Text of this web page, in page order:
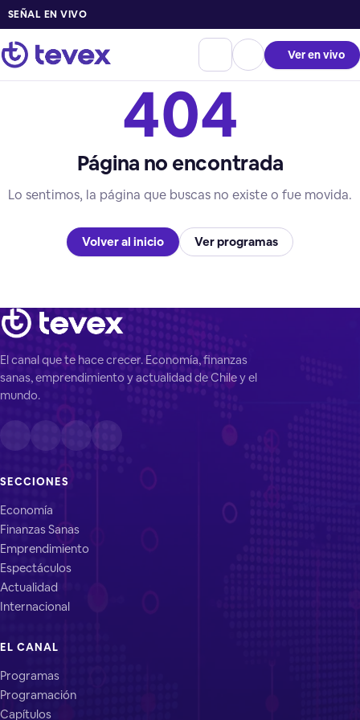
SEÑAL EN VIVO
Ver en vivo
404
Página no encontrada
Lo sentimos, la página que buscas no existe o fue movida.
Volver al inicio Ver programas
El canal que te hace crecer. Economía, finanzas
sanas, emprendimiento y actualidad de Chile y el
mundo.
SECCIONES
Economía
Finanzas Sanas
Emprendimiento
Espectáculos
Actualidad
Internacional
EL CANAL
Programas
Programación
Capítulos